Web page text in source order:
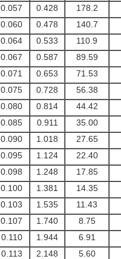
0.057 0.428 178.2
0.060 0.478 140.7
0.064 0.533 110.9
0.067 0.587 89.59
0.071 0.653 71.53
0.075 0.728 56.38
0.080 0.814 44.42
0.085 0.911 35.00
0.090 1.018 27.65
0.095 1.124 22.40
0.098 1.248 17.85
0.100 1.381 14.35
0.103 1.535 11.43
0.107 1.740 8.75
0.110 1.944 6.91
0.113 2.148 5.60